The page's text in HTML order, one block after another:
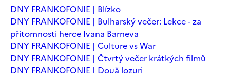
DNY FRANKOFONIE | Blízko
DNY FRANKOFONIE | Bulharský večer: Lekce - za
přítomnosti herce Ivana Barneva
DNY FRANKOFONIE | Culture vs War
DNY FRANKOFONIE | Čtvrtý večer krátkých filmů
DNY FRANKOFONIE | Două lozuri